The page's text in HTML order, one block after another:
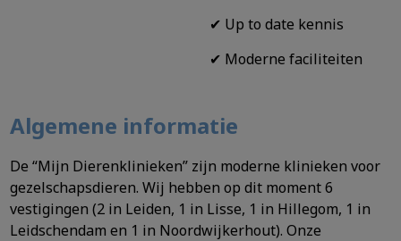
✔ Up to date kennis
✔ Moderne faciliteiten
Algemene informatie
De “Mijn Dierenklinieken” zijn moderne klinieken voor
gezelschapsdieren. Wij hebben op dit moment 6
vestigingen (2 in Leiden, 1 in Lisse, 1 in Hillegom, 1 in
Leidschendam en 1 in Noordwijkerhout). Onze